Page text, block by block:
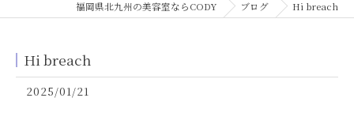
福岡県北九州の美容室ならCODY ブログ Hi breach
Hi breach
2025/01/21